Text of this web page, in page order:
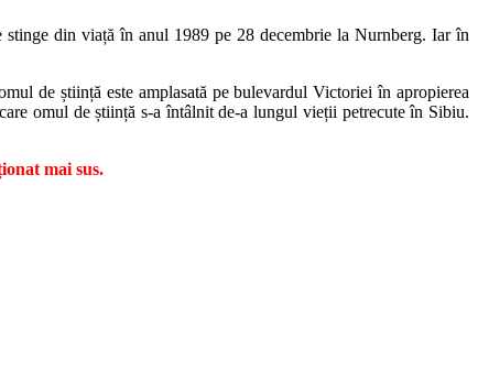
din viață în anul 1989 pe 28 decembrie la Nurnberg. Iar în
de știință este amplasată pe bulevardul Victoriei în apropierea
omul de știință s-a întâlnit de-a lungul vieții petrecute în Sibiu.
mai sus.